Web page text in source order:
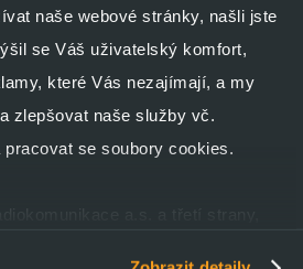
naše webové stránky, našli jste
se Váš uživatelský komfort,
které Vás nezajímají, a my
zlepšovat naše služby vč.
se soubory cookies.
kybernetické bezpečnosti
síťového provozu se zaměřením na
a útoků nástroji umělé inteligence a